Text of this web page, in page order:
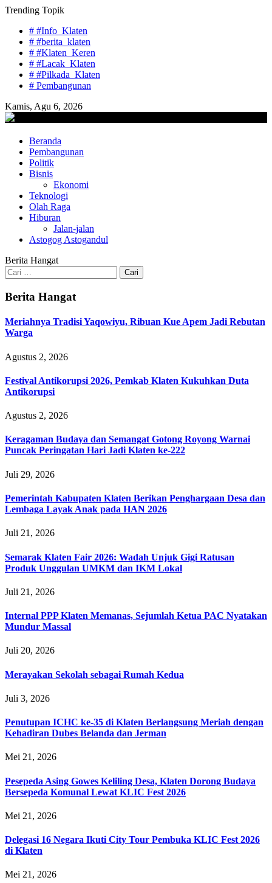
Skip
content
Trending Topik
# #Info_Klaten
# #berita_klaten
# #Klaten_Keren
# #Lacak_Klaten
# #Pilkada_Klaten
# Pembangunan
Kamis, Agu 6, 2026
lacaknews.com
Lacak Gaya Baru
Beranda
Pembangunan
Politik
Bisnis
Ekonomi
Teknologi
Olah Raga
Hiburan
Jalan-jalan
Astogog Astogandul
Berita Hangat
Cari
untuk:
Berita Hangat
Meriahnya Tradisi Yaqowiyu, Ribuan Kue Apem Jadi Rebutan
Warga
Agustus 2, 2026
Festival Antikorupsi 2026, Pemkab Klaten Kukuhkan Duta
Antikorupsi
Agustus 2, 2026
Keragaman Budaya dan Semangat Gotong Royong Warnai
Puncak Peringatan Hari Jadi Klaten ke-222
Juli 29, 2026
Pemerintah Kabupaten Klaten Berikan Penghargaan Desa dan
Lembaga Layak Anak pada HAN 2026
Juli 21, 2026
Semarak Klaten Fair 2026: Wadah Unjuk Gigi Ratusan
Produk Unggulan UMKM dan IKM Lokal
Juli 21, 2026
Internal PPP Klaten Memanas, Sejumlah Ketua PAC Nyatakan
Mundur Massal
Juli 20, 2026
Merayakan Sekolah sebagai Rumah Kedua
Juli 3, 2026
Penutupan ICHC ke-35 di Klaten Berlangsung Meriah dengan
Kehadiran Dubes Belanda dan Jerman
Mei 21, 2026
Pesepeda Asing Gowes Keliling Desa, Klaten Dorong Budaya
Bersepeda Komunal Lewat KLIC Fest 2026
Mei 21, 2026
Delegasi 16 Negara Ikuti City Tour Pembuka KLIC Fest 2026
di Klaten
Mei 21, 2026